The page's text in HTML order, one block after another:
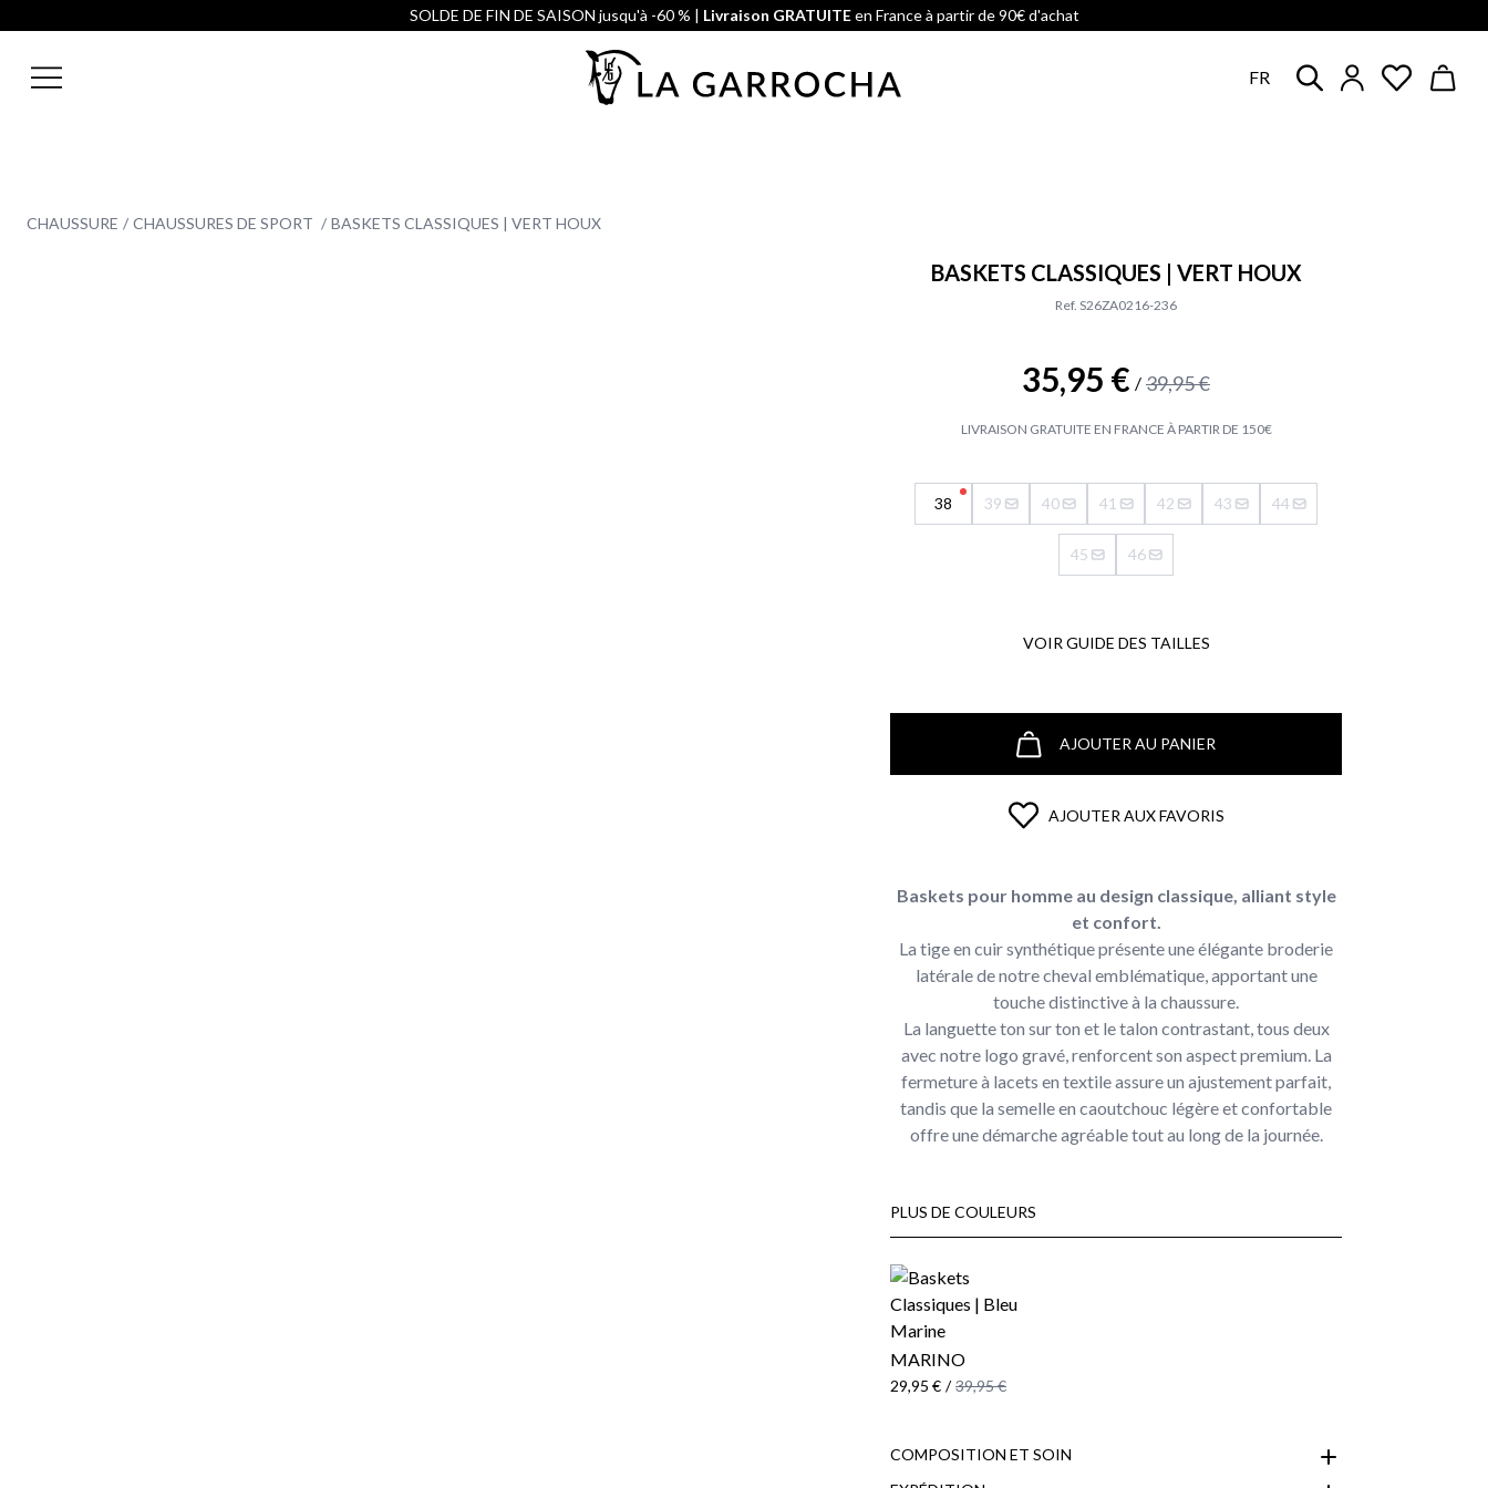
SOLDE DE FIN DE SAISON jusqu'à -60 % | Livraison GRATUITEen France à partir de 90€ d'achat
FR
CHAUSSURE CHAUSSURES DE SPORT BASKETS CLASSIQUES | VERT HOUX
BASKETS CLASSIQUES | VERT HOUX
Ref. S26ZA0216-236
35,95 € / 39,95 €
LIVRAISON GRATUITE EN FRANCE À PARTIR DE 150€
38 39 40 41 42 43 44
45 46
VOIR GUIDE DES TAILLES
AJOUTER AU PANIER
AJOUTER AUX FAVORIS
Baskets pour homme au design classique, alliant style
et confort.
La tige en cuir synthétique présente une élégante broderie
latérale de notre cheval emblématique, apportant une
touche distinctive à la chaussure.
La languette ton sur ton et le talon contrastant, tous deux
avec notre logo gravé, renforcent son aspect premium. La
fermeture à lacets en textile assure un ajustement parfait,
tandis que la semelle en caoutchouc légère et confortable
offre une démarche agréable tout au long de la journée.
PLUS DE COULEURS
MARINO
29,95 € / 39,95 €
COMPOSITION ET SOIN